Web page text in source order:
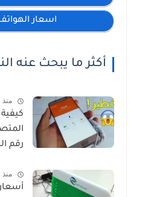
اسعار
أكثر ما يبحث عنه
منذ
رقم
منذ